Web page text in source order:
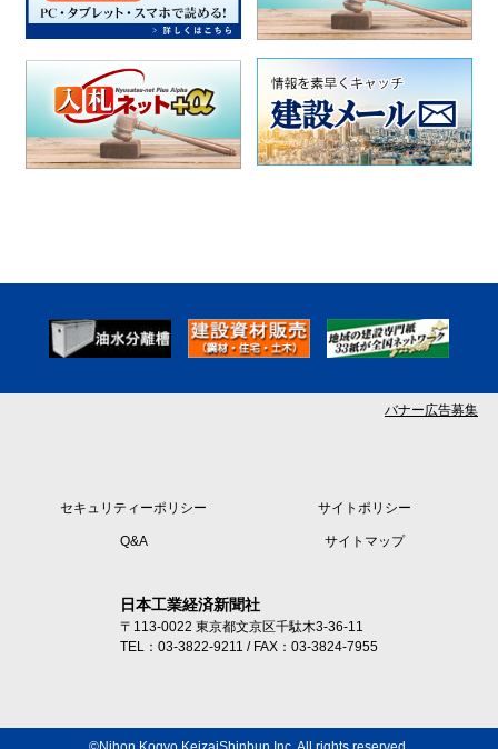
バナー広告募集
セキュリティーポリシー サイトポリシー
Q&A サイトマップ
日本工業経済新聞社
〒113-0022 東京都文京区千駄木3-36-11
TEL：03-3822-9211 / FAX：03-3824-7955